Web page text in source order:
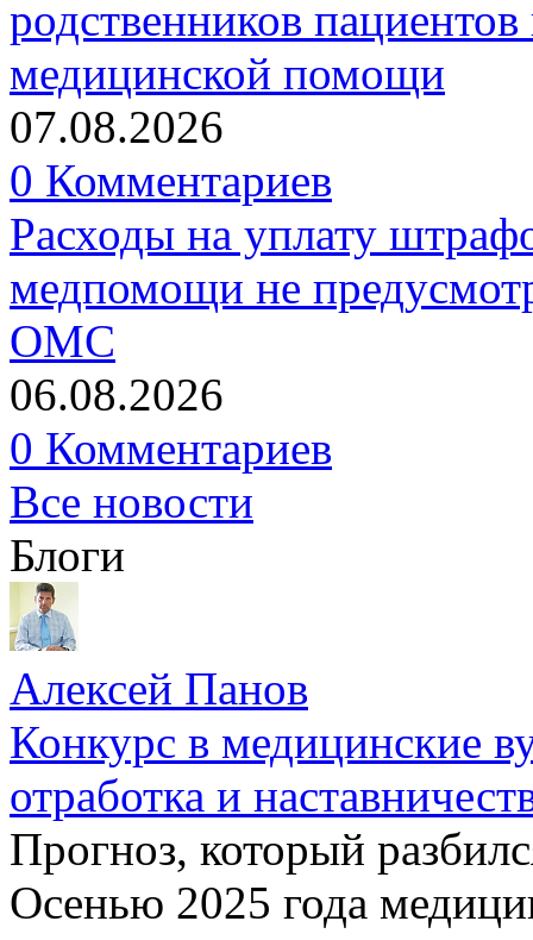
родственников
медицинской помощи
07.08.2026
0 Комментариев
Расходы на уплату
медпомощи не
ОМС
06.08.2026
0 Комментариев
Все новости
Блоги
Алексей Панов
Конкурс в медицинские
отработка и
Прогноз, который
Осенью 2025 года